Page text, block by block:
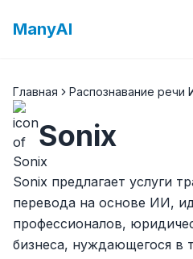
ManyAI
Главная Распознавание речи
Sonix
Sonix предлагает услуги
перевода на основе ИИ,
профессионалов,
бизнеса, нуждающегося в